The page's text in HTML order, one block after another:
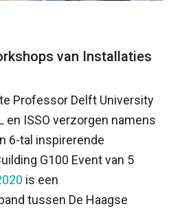
van Installaties
Professor Delft University
en ISSO verzorgen namens
6-tal inspirerende
G100 Event van 5
is een
tussen De Haagse